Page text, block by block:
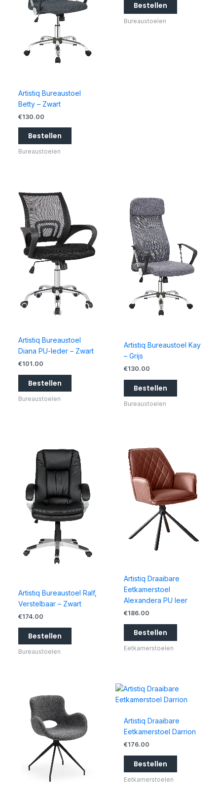
Artistiq Bureaustoel
Betty – Zwart
€130.00
Bestellen
Bureaustoelen
Bestellen
Bureaustoelen
Artistiq Bureaustoel
Diana PU-leder – Zwart
€101.00
Bestellen
Bureaustoelen
Artistiq Bureaustoel Kay
– Grijs
€130.00
Bestellen
Bureaustoelen
Artistiq Bureaustoel Ralf,
Verstelbaar – Zwart
€174.00
Bestellen
Bureaustoelen
Artistiq Draaibare
Eetkamerstoel
Alexandera PU leer
€186.00
Bestellen
Eetkamerstoelen
Artistiq Draaibare
Eetkamerstoel Darrion
€176.00
Bestellen
Eetkamerstoelen